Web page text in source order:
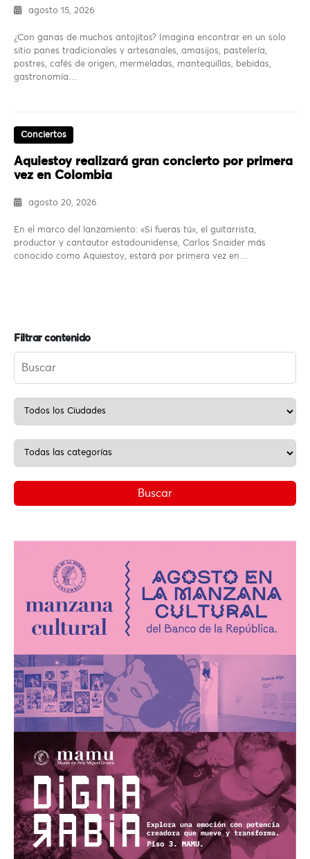
agosto 15, 2026
¿Con ganas de muchos antojitos? Imagina encontrar en un solo
sitio panes tradicionales y artesanales, amasijos, pastelería,
postres, cafés de origen, mermeladas, mantequillas, bebidas,
gastronomía…
Conciertos
Aquiestoy realizará gran concierto por primera
vez en Colombia
agosto 20, 2026
En el marco del lanzamiento: «Si fueras tú», el guitarrista,
productor y cantautor estadounidense, Carlos Snaider más
conocido como Aquiestoy, estará por primera vez en…
Filtrar contenido